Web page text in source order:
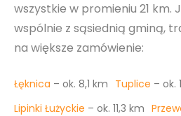
wszystkie w promieniu 21 km.
wspólnie z sąsiednią gminą,
na większe zamówienie:
Łęknica – ok. 8,1 km Tuplice – ok.
Lipinki Łużyckie – ok. 11,3 km